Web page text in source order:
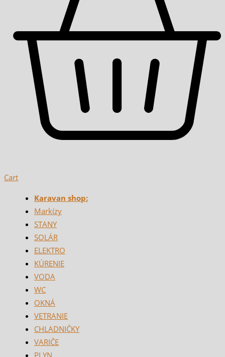
Cart
Karavan shop:
Markízy
STANY
SOLÁR
ELEKTRO
KÚRENIE
VODA
WC
OKNÁ
VETRANIE
CHLADNIČKY
VARIČE